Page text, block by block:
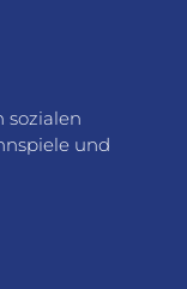
sozialen
und